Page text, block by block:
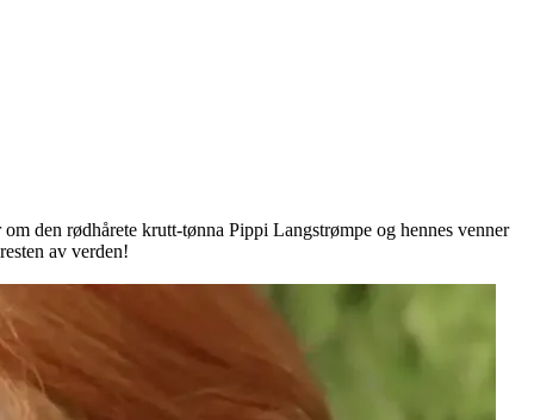
den rødhårete krutt-tønna Pippi Langstrømpe og hennes venner
av verden!